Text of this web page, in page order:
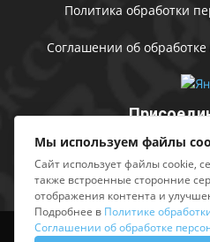
Политика обработки
Соглашении об
Выходные
Мы используем файлы
Сайт использует файлы cookie,
также встроенные сторонние
отображения контента и
Подробнее в Политике
Соглашении об обработке